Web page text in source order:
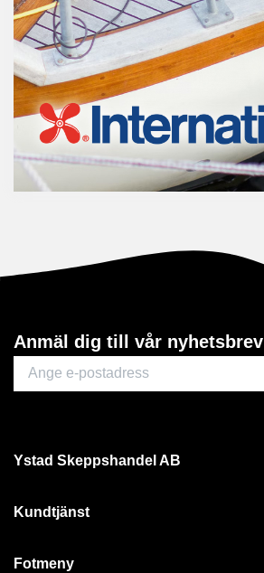
Anmäl dig till vår nyhetsbrev
Ystad Skeppshandel AB
Kundtjänst
Fotmeny